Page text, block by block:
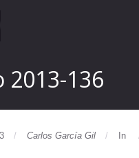
2013-136
Carlos García Gil In